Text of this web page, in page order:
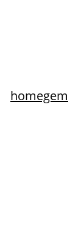
homegem